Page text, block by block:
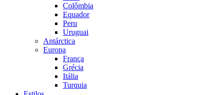
Colômbia
Equador
Peru
Uruguai
Antárctica
Europa
França
Grécia
Itália
Turquia